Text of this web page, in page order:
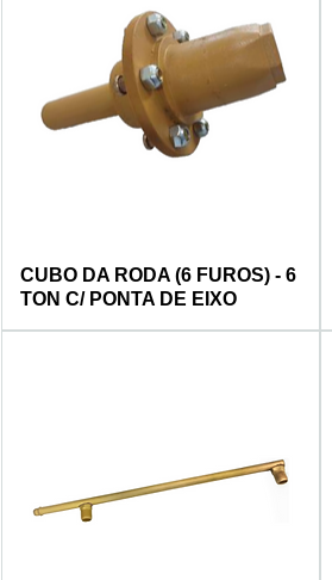
CUBO DA RODA (6 FUROS) - 6
TON C/ PONTA DE EIXO